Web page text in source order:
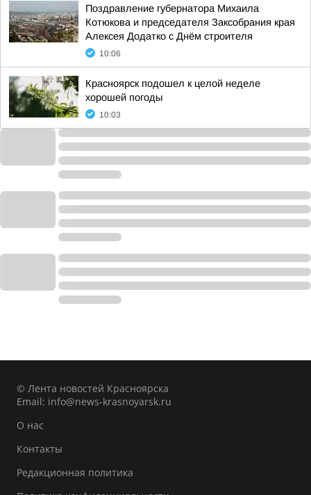
Поздравление губернатора Михаила
Котюкова и председателя Заксобрания края
Алексея Додатко с Днём строителя
10:06
Красноярск подошел к целой неделе
хорошей погоды
10:03
© Лента новостей Красноярска
Email: info@news-krasnoyarsk.ru
О нас
Контакты
Редакционная политика